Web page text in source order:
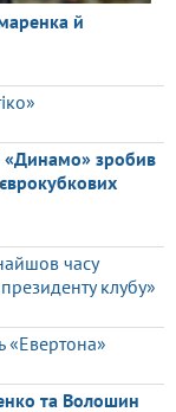
й
«Динамо» зробив
часу
клубу»
«Евертона»
та Волошин